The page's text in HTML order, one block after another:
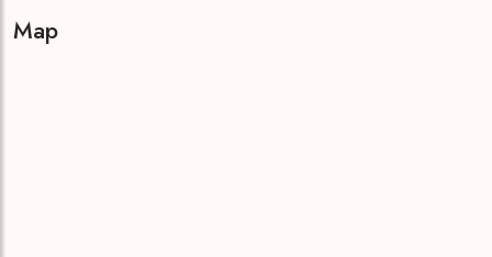
Map